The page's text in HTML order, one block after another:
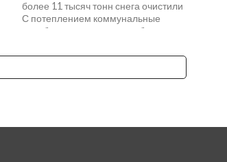
более 11 тысяч тонн снега очистили
С потеплением коммунальные
службы усилили режим работы.